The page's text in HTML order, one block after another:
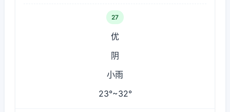
27
优
阴
小雨
23°~32°